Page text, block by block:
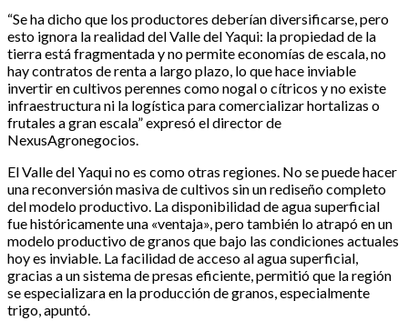
“Se ha dicho que los productores deberían diversificarse, pero
esto ignora la realidad del Valle del Yaqui: la propiedad de la
tierra está fragmentada y no permite economías de escala, no
hay contratos de renta a largo plazo, lo que hace inviable
invertir en cultivos perennes como nogal o cítricos y no existe
infraestructura ni la logística para comercializar hortalizas o
frutales a gran escala” expresó el director de
NexusAgronegocios.
El Valle del Yaqui no es como otras regiones. No se puede hacer
una reconversión masiva de cultivos sin un rediseño completo
del modelo productivo. La disponibilidad de agua superficial
fue históricamente una «ventaja», pero también lo atrapó en un
modelo productivo de granos que bajo las condiciones actuales
hoy es inviable. La facilidad de acceso al agua superficial,
gracias a un sistema de presas eficiente, permitió que la región
se especializara en la producción de granos, especialmente
trigo, apuntó.